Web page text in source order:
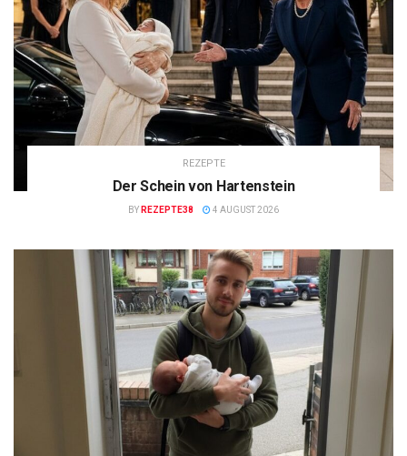
REZEPTE
Der Schein von Hartenstein
BY REZEPTE38 4 AUGUST 2026